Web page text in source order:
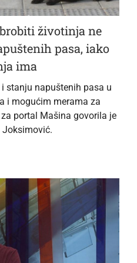
životinja ne
pasa, iako
ima
stanju napuštenih pasa u
i mogućim merama za
portal Mašina govorila je
Joksimović.